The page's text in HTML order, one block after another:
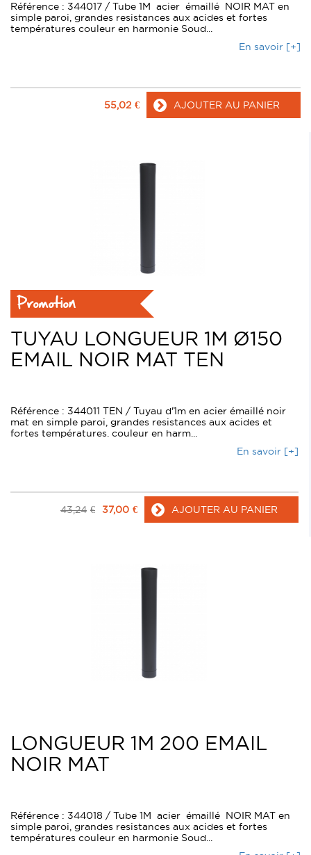
Référence : 344017 / Tube 1M acier émaillé NOIR MAT en
simple paroi, grandes resistances aux acides et fortes
températures couleur en harmonie Soud...
En savoir [+]
55,02 € AJOUTER AU PANIER
Promotion
TUYAU LONGUEUR 1M Ø150
EMAIL NOIR MAT TEN
Référence : 344011 TEN / Tuyau d'1m en acier émaillé noir
mat en simple paroi, grandes resistances aux acides et
fortes températures. couleur en harm...
En savoir [+]
43,24 € 37,00 € AJOUTER AU PANIER
LONGUEUR 1M 200 EMAIL
NOIR MAT
Référence : 344018 / Tube 1M acier émaillé NOIR MAT en
simple paroi, grandes resistances aux acides et fortes
températures couleur en harmonie Soud...